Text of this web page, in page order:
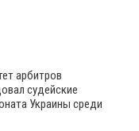
арбитров
судейские
Украины среди